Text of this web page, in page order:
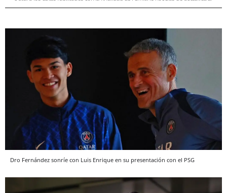
Dro Fernández sonríe con Luis Enrique en su presentación con el PSG